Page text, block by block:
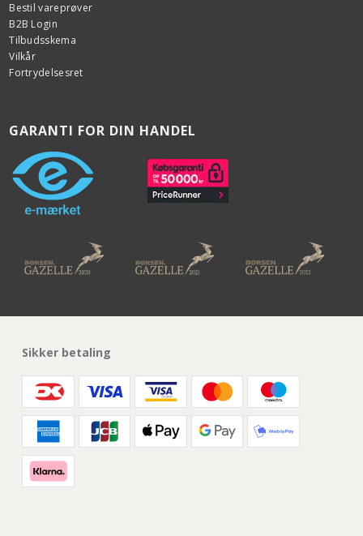
Bestil vareprøver
B2B Login
Tilbudsskema
Vilkår
Fortrydelsesret
GARANTI FOR DIN HANDEL
Sikker betaling